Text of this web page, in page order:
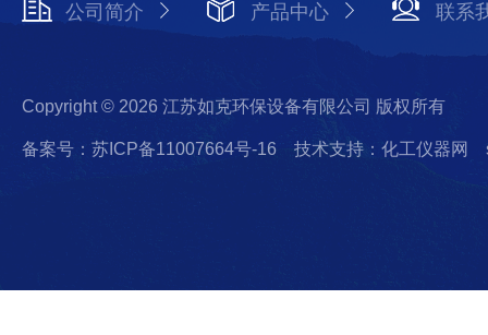
公司简介 产品中心 联系
Copyright © 2026 江苏如克环保设备有限公司 版权所有
备案号：苏ICP备11007664号-16 技术支持：化工仪器网